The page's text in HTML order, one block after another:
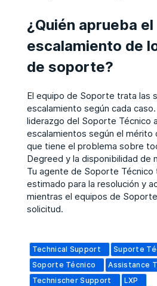
¿Quién aprueba el
escalamiento de
de soporte?
El equipo de Soporte trata las
escalamiento según cada caso.
liderazgo del Soporte Técnico
escalamientos según el mérito
que tiene el problema sobre
Degreed y la disponibilidad de
Tu agente de Soporte Técnico
estimado para la resolución y
mientras el equipos de
solicitud.
Technical Support
Suporte
Soporte Técnico
Assistance
Technischer Support
LXP